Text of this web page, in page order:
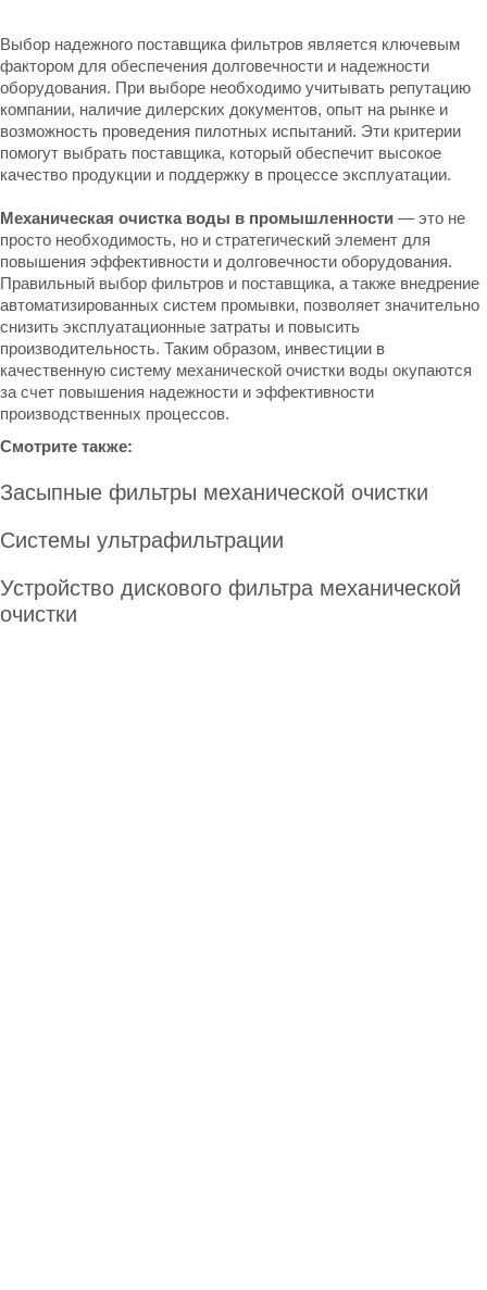
Выбор надежного поставщика фильтров является ключевым
фактором для обеспечения долговечности и надежности
оборудования. При выборе необходимо учитывать репутацию
компании, наличие дилерских документов, опыт на рынке и
возможность проведения пилотных испытаний. Эти критерии
помогут выбрать поставщика, который обеспечит высокое
качество продукции и поддержку в процессе эксплуатации.
Механическая очистка воды в промышленности — это не
просто необходимость, но и стратегический элемент для
повышения эффективности и долговечности оборудования.
Правильный выбор фильтров и поставщика, а также внедрение
автоматизированных систем промывки, позволяет значительно
снизить эксплуатационные затраты и повысить
производительность. Таким образом, инвестиции в
качественную систему механической очистки воды окупаются
за счет повышения надежности и эффективности
производственных процессов.
Смотрите также:
Засыпные фильтры механической очистки
Системы ультрафильтрации
Устройство дискового фильтра механической
очистки